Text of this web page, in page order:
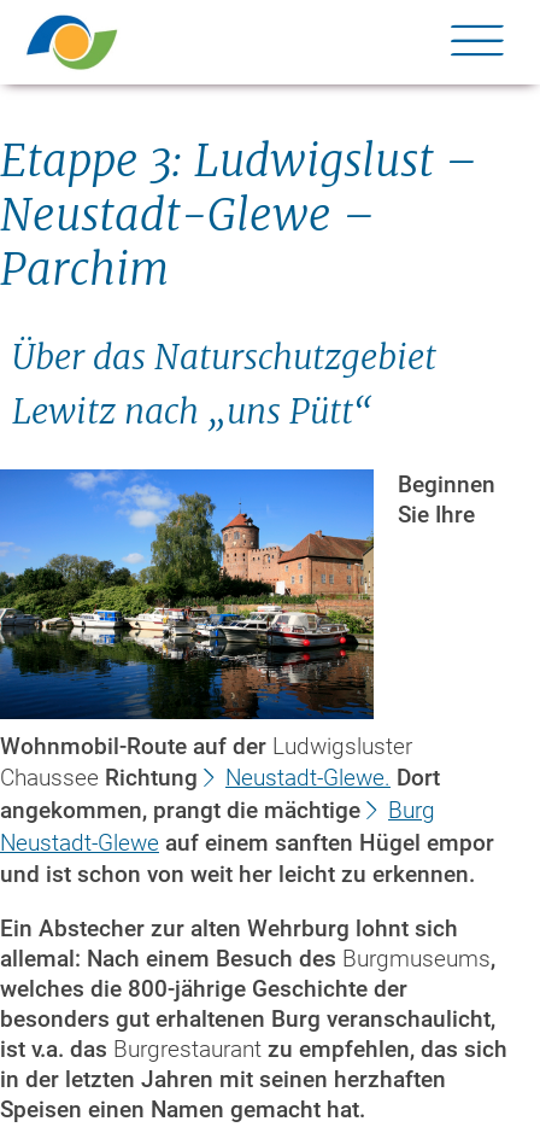
Etappe 3: Ludwigslust –
Neustadt-Glewe –
Parchim
Über das Naturschutzgebiet
Lewitz nach „uns Pütt“
Beginnen
Sie Ihre
Wohnmobil-Route auf der Ludwigsluster
Chaussee Richtung Neustadt-Glewe. Dort
angekommen, prangt die mächtige
Burg
Neustadt-Glewe auf einem sanften Hügel empor
und ist schon von weit her leicht zu erkennen.
Ein Abstecher zur alten Wehrburg lohnt sich
allemal: Nach einem Besuch des Burgmuseums,
welches die 800-jährige Geschichte der
besonders gut erhaltenen Burg veranschaulicht,
ist v.a. das Burgrestaurant zu empfehlen, das sich
in der letzten Jahren mit seinen herzhaften
Speisen einen Namen gemacht hat.